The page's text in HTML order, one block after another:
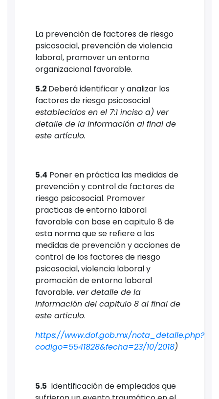
La prevención de factores de riesgo
psicosocial, prevención de violencia
laboral, promover un entorno
organizacional favorable.
5.2 Deberá identificar y analizar los
factores de riesgo psicosocial
establecidos en el 7:1 inciso a) ver
detalle de la información al final de
este artículo.
5.4 Poner en práctica las medidas de
prevención y control de factores de
riesgo psicosocial. Promover
practicas de entorno laboral
favorable con base en capitulo 8 de
esta norma que se refiere a las
medidas de prevención y acciones de
control de los factores de riesgo
psicosocial, violencia laboral y
promoción de entorno laboral
favorable. ver detalle de la
información del capitulo 8 al final de
este articulo.
https://www.dof.gob.mx/nota_detalle.php?
codigo=5541828&fecha=23/10/2018)
5.5 Identificación de empleados que